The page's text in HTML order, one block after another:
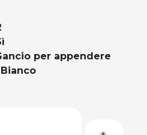
per appendere
Bianco